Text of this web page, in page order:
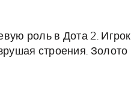
роль в Дота 2.
строения.